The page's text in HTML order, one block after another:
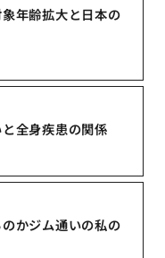
年齢拡大と日本の
全身疾患の関係
かジム通いの私の